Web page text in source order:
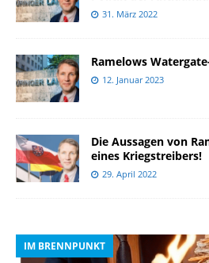
31. März 2022
Ramelows
12. Januar 2023
Die Aussagen von
eines Kriegstreibers!
29. April 2022
IM BRENNPUNKT